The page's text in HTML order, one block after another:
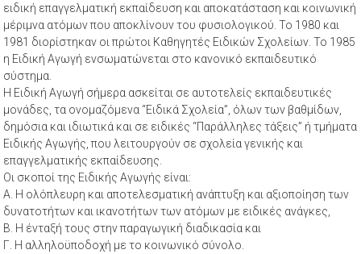
ειδική επαγγελματική εκπαίδευση και αποκατάσταση και κοινωνική
μέριμνα ατόμων που αποκλίνουν του φυσιολογικού. Το 1980 και
1981 διορίστηκαν οι πρώτοι Καθηγητές Ειδικών Σχολείων. Το 1985
η Ειδική Αγωγή ενσωματώνεται στο κανονικό εκπαιδευτικό
σύστημα.
Η Ειδική Αγωγή σήμερα ασκείται σε αυτοτελείς εκπαιδευτικές
μονάδες, τα ονομαζόμενα “Ειδικά Σχολεία”, όλων των βαθμίδων,
δημόσια και ιδιωτικά και σε ειδικές “Παράλληλες τάξεις” ή τμήματα
Ειδικής Αγωγής, που λειτουργούν σε σχολεία γενικής και
επαγγελματικής εκπαίδευσης.
Οι σκοποί της Ειδικής Αγωγής είναι:
Α. Η ολόπλευρη και αποτελεσματική ανάπτυξη και αξιοποίηση των
δυνατοτήτων και ικανοτήτων των ατόμων με ειδικές ανάγκες,
Β. Η ένταξή τους στην παραγωγική διαδικασία και
Γ. Η αλληλοϋποδοχή με το κοινωνικό σύνολο.